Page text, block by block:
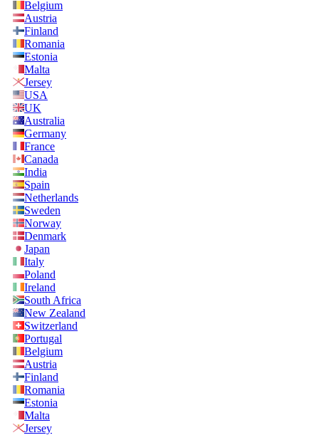
Belgium
Austria
Finland
Romania
Estonia
Malta
Jersey
USA
UK
Australia
Germany
France
Canada
India
Spain
Netherlands
Sweden
Norway
Denmark
Japan
Italy
Poland
Ireland
South Africa
New Zealand
Switzerland
Portugal
Belgium
Austria
Finland
Romania
Estonia
Malta
Jersey